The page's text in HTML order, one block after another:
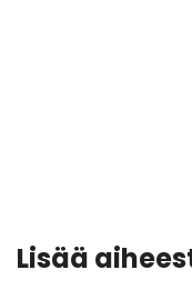
Lisää